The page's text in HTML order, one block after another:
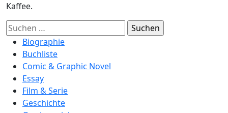
Kaffee.
Suchen
nach:Biographie
Buchliste
Comic & Graphic Novel
Essay
Film & Serie
Geschichte